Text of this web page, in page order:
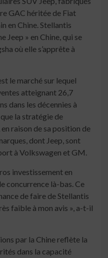
GAC héritée de Fiat
en Chine. Stellantis
Jeep » en Chine, qui se
où elle s’apprête à
le marché sur lequel
atteignant 26,7
dans les décennies à
la stratégie de
raison de sa position de
dont Jeep, sont
à Volkswagen et GM.
investissement en
concurrence là-bas. Ce
de faire de Stellantis
faible à mon avis », a-t-il
par la Chine reflète la
dans la capacité